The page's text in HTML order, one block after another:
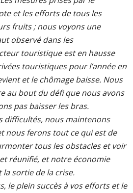
et les efforts de tous les
fruits ; nous voyons une
observé dans les
touristique est en hausse
touristiques pour l’année en
et le chômage baisse. Nous
au bout du défi que nous avons
pas baisser les bras.
difficultés, nous maintenons
nous ferons tout ce qui est de
tous les obstacles et voir
réunifié, et notre économie
sortie de la crise.
le plein succès à vos efforts et le